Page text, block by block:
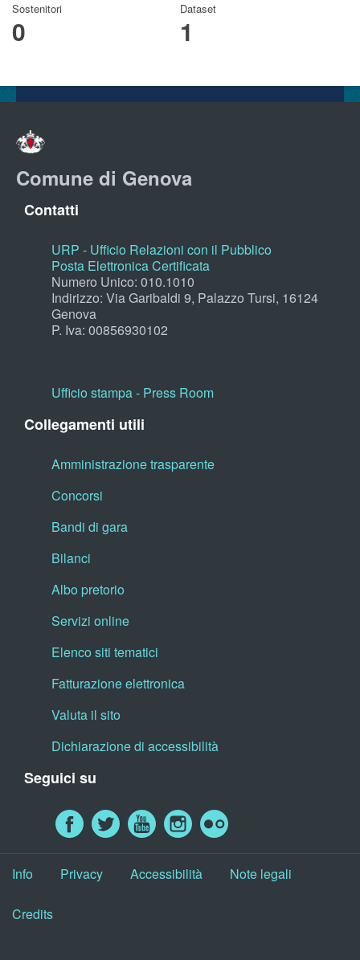
Sostenitori
0
Dataset
1
Comune di Genova
Contatti
URP - Ufficio Relazioni con il Pubblico
Posta Elettronica Certificata
Numero Unico: 010.1010
Indirizzo: Via Garibaldi 9, Palazzo Tursi, 16124
Genova
P. Iva: 00856930102
Ufficio stampa - Press Room
Collegamenti utili
Amministrazione trasparente
Concorsi
Bandi di gara
Bilanci
Albo pretorio
Servizi online
Elenco siti tematici
Fatturazione elettronica
Valuta il sito
Dichiarazione di accessibilità
Seguici su
Info Privacy Accessibilità Note legali
Credits